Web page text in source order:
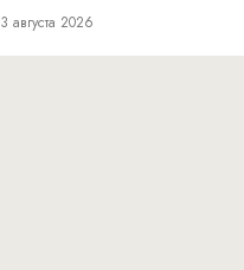
3 августа 2026